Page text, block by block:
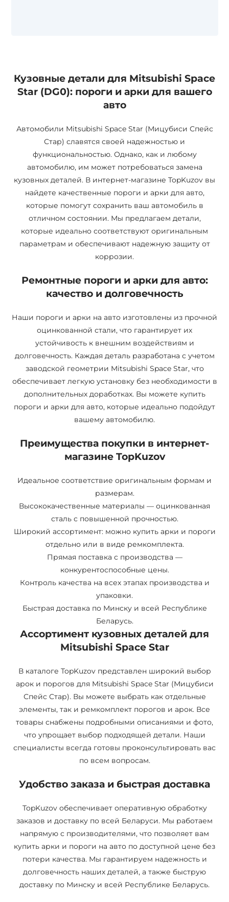
Кузовные детали для Mitsubishi Space
Star (DG0): пороги и арки для вашего
авто
Автомобили Mitsubishi Space Star (Мицубиси Спейс
Стар) славятся своей надежностью и
функциональностью. Однако, как и любому
автомобилю, им может потребоваться замена
кузовных деталей. В интернет-магазине TopKuzov вы
найдете качественные пороги и арки для авто,
которые помогут сохранить ваш автомобиль в
отличном состоянии. Мы предлагаем детали,
которые идеально соответствуют оригинальным
параметрам и обеспечивают надежную защиту от
коррозии.
Ремонтные пороги и арки для авто:
качество и долговечность
Наши пороги и арки на авто изготовлены из прочной
оцинкованной стали, что гарантирует их
устойчивость к внешним воздействиям и
долговечность. Каждая деталь разработана с учетом
заводской геометрии Mitsubishi Space Star, что
обеспечивает легкую установку без необходимости в
дополнительных доработках. Вы можете купить
пороги и арки для авто, которые идеально подойдут
вашему автомобилю.
Преимущества покупки в интернет-
магазине TopKuzov
Идеальное соответствие оригинальным формам и
размерам.
Высококачественные материалы — оцинкованная
сталь с повышенной прочностью.
Широкий ассортимент: можно купить арки и пороги
отдельно или в виде ремкомплекта.
Прямая поставка с производства —
конкурентоспособные цены.
Контроль качества на всех этапах производства и
упаковки.
Быстрая доставка по Минску и всей Республике
Беларусь.
Ассортимент кузовных деталей для
Mitsubishi Space Star
В каталоге TopKuzov представлен широкий выбор
арок и порогов для Mitsubishi Space Star (Мицубиси
Спейс Стар). Вы можете выбрать как отдельные
элементы, так и ремкомплект порогов и арок. Все
товары снабжены подробными описаниями и фото,
что упрощает выбор подходящей детали. Наши
специалисты всегда готовы проконсультировать вас
по всем вопросам.
Удобство заказа и быстрая доставка
TopKuzov обеспечивает оперативную обработку
заказов и доставку по всей Беларуси. Мы работаем
напрямую с производителями, что позволяет вам
купить арки и пороги на авто по доступной цене без
потери качества. Мы гарантируем надежность и
долговечность наших деталей, а также быструю
доставку по Минску и всей Республике Беларусь.